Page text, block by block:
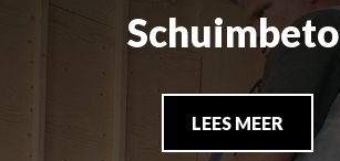
LEES MEER